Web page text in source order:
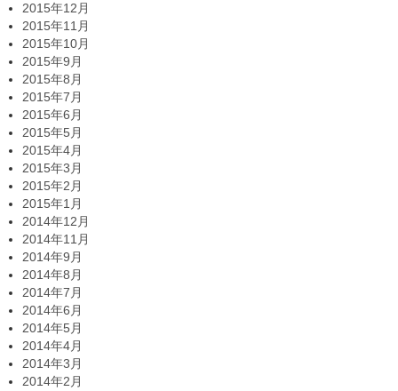
2015年12月
2015年11月
2015年10月
2015年9月
2015年8月
2015年7月
2015年6月
2015年5月
2015年4月
2015年3月
2015年2月
2015年1月
2014年12月
2014年11月
2014年9月
2014年8月
2014年7月
2014年6月
2014年5月
2014年4月
2014年3月
2014年2月